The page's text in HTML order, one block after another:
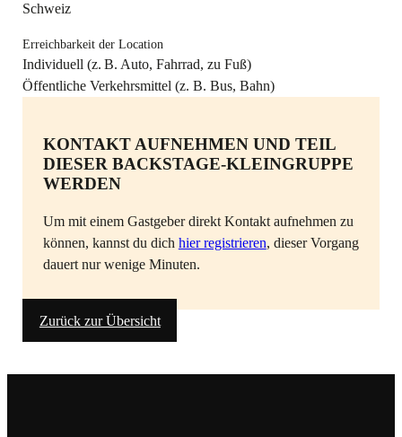
Schweiz
Erreichbarkeit der Location
Individuell (z. B. Auto, Fahrrad, zu Fuß)
Öffentliche Verkehrsmittel (z. B. Bus, Bahn)
KONTAKT AUFNEHMEN UND TEIL
DIESER BACKSTAGE-KLEINGRUPPE
WERDEN
Um mit einem Gastgeber direkt Kontakt aufnehmen zu
können, kannst du dich hier registrieren, dieser Vorgang
dauert nur wenige Minuten.
Zurück zur Übersicht